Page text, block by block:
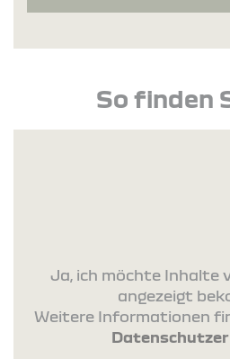
So finden
Ja, ich möchte Inhalte
angezeigt
Weitere Informationen